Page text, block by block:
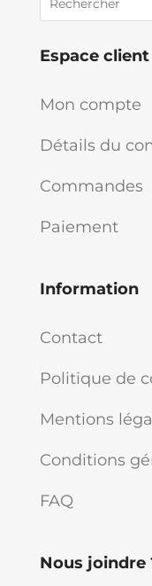
Espace client
Mon compte
Détails du
Commandes
Paiement
Information
Contact
Politique de
Mentions
Conditions
FAQ
Nous joindre